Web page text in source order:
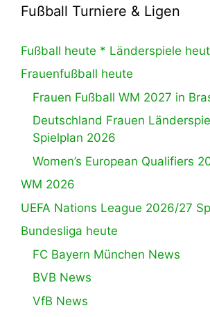
Fußball Turniere & Ligen
Fußball heute * Länderspiele
Frauenfußball heute
Frauen Fußball WM 2027 in
Deutschland Frauen
Spielplan 2026
Women’s European Qualifiers
WM 2026
UEFA Nations League 2026/27
Bundesliga heute
FC Bayern München News
BVB News
VfB News